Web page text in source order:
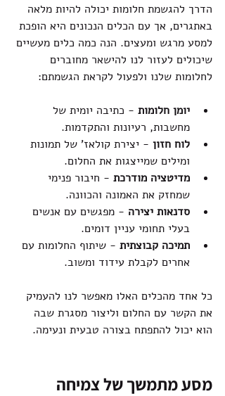
הדרך להגשמת חלומות יכולה להיות מלאה
באתגרים, אך עם הכלים הנכונים היא הופכת
למסע מרגש ומעצים. הנה כמה כלים מעשיים
שיכולים לעזור לנו להישאר מחוברים
לחלומות שלנו ולפעול לקראת הגשמתם:
יומן חלומות - כתיבה יומית של
מחשבות, רעיונות והתקדמות.
לוח חזון - יצירת קולאז' של תמונות
ומילים שמייצגות את החלום.
מדיטציה מודרכת - חיבור פנימי
שמחזק את האמונה והכוונה.
סדנאות יצירה - מפגשים עם אנשים
בעלי תחומי עניין דומים.
תמיכה קבוצתית - שיתוף החלומות עם
אחרים לקבלת עידוד ומשוב.
כל אחד מהכלים האלו מאפשר לנו להעמיק
את הקשר עם החלום וליצור מסגרת שבה
הוא יכול להתפתח בצורה טבעית ונעימה.
מסע מתמשך של צמיחה